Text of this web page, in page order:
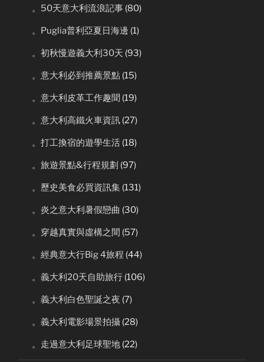
。50天意大利流浪記事 (80)
。Puglia普利亞夏日海邊 (1)
。初秋慢遊義大利30天 (93)
。意大利必到推薦景點 (15)
。意大利皮革工作趣聞 (19)
。意大利高鐵火車資訊 (27)
。打工換宿的遊學生活 (18)
。旅遊景點&行程規劃 (97)
。歷史美食必買資訊集 (131)
。炎之意大利暑假戀曲 (30)
。穿越真實與虛構之間 (57)
。經典意大行Big 4旅程 (44)
。義大利20天自助旅行 (106)
。義大利白色聖誕之夜 (7)
。義大利電影場景拍攝 (28)
。走過意大利足球聖地 (22)